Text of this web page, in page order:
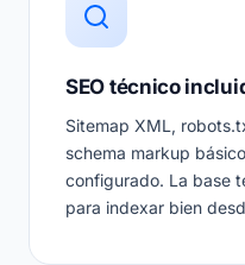
SEO técnico
Sitemap XML,
schema markup
configurado. La base
para indexar bien